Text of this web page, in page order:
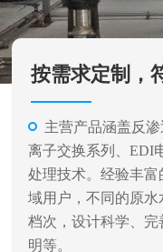
按需求定制，
主营产品涵盖反
离子交换系列、EDI
处理技术。经验丰
域用户，不同的原
档次，设计科学、
明等。